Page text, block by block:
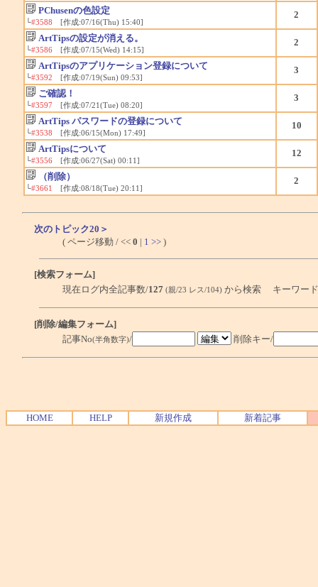
PChusenの色設定
└#3588 [作成:07/16(Thu) 15:40]
2
ArtTipsの設定が消える。
└#3586[作成:07/15(Wed) 14:15]
2
ArtTipsのアプリケーション登録について
└#3592 [作成:07/19(Sun) 09:53]
3
ご確認！
└#3597[作成:07/21(Tue) 08:20]
3
ArtTips パスワードの登録について
└#3538 [作成:06/15(Mon) 17:49]
10
ArtTipsについて
└#3556[作成:06/27(Sat) 00:11]
12
（削除）
└#3661 [作成:08/18(Tue) 20:11]
2
次のトピック20＞
( ページ移動 / << 0 | 1 >> )
[検索フォーム]
現在ログ内全記事数/127 (親/23 レス/104) から検索 キーワー
[削除/編集フォーム]
記事No(半角数字)/ 削除キー/
HOME HELP 新規作成 新着記事